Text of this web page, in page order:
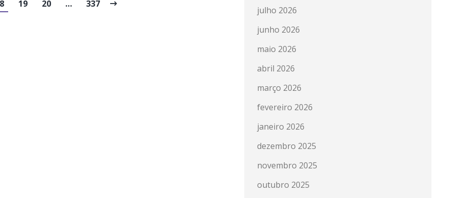
19 20 … 337
julho 2026
junho 2026
maio 2026
abril 2026
março 2026
fevereiro 2026
janeiro 2026
dezembro 2025
novembro 2025
outubro 2025